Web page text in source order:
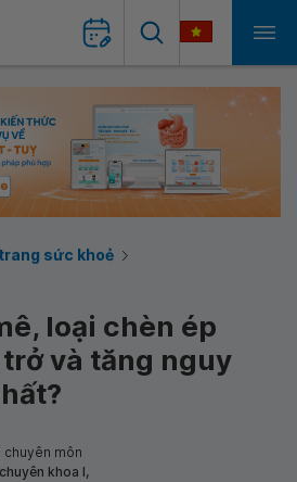
sức khoẻ
loại chèn ép
và tăng nguy
chuyên môn
khoa I,